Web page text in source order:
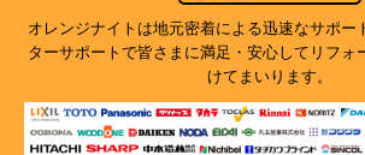
オレンジナイトは地元密着による迅速なサポー
ターサポートで皆さまに満足・安心してリフォ
けてまいります。